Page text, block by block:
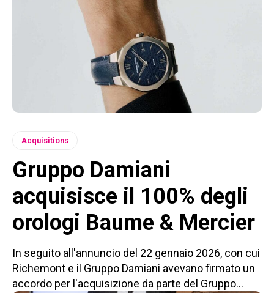
Acquisitions
Gruppo Damiani
acquisisce il 100% degli
orologi Baume & Mercier
In seguito all'annuncio del 22 gennaio 2026, con cui
Richemont e il Gruppo Damiani avevano firmato un
accordo per l'acquisizione da parte del Gruppo...